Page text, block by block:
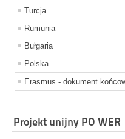
Turcja
Rumunia
Bułgaria
Polska
Erasmus - dokument
Projekt unijny PO WER